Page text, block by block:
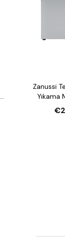
Zanussi Tezgah Altı Bulaşık
Yıkama
Deterjan ve